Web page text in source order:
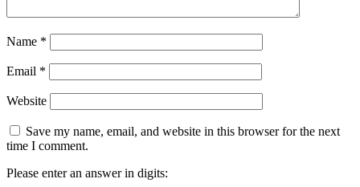
Name *
Email *
Website
Save my name, email, and website in this browser for the next
time I comment.
Please enter an answer in digits: